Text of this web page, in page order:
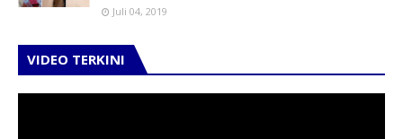
Juli 04, 2019
VIDEO TERKINI